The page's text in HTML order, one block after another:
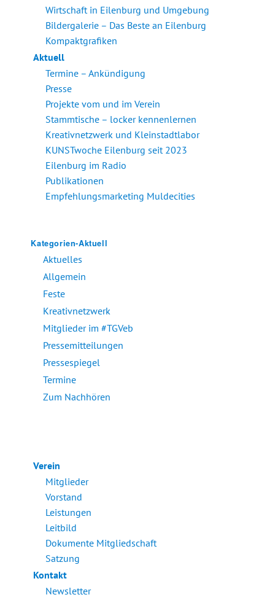
Wirtschaft in Eilenburg und Umgebung
Bildergalerie – Das Beste an Eilenburg
Kompaktgrafiken
Aktuell
Termine – Ankündigung
Presse
Projekte vom und im Verein
Stammtische – locker kennenlernen
Kreativnetzwerk und Kleinstadtlabor
KUNSTwoche Eilenburg seit 2023
Eilenburg im Radio
Publikationen
Empfehlungsmarketing Muldecities
Kategorien-Aktuell
Aktuelles
Allgemein
Feste
Kreativnetzwerk
Mitglieder im #TGVeb
Pressemitteilungen
Pressespiegel
Termine
Zum Nachhören
Verein
Mitglieder
Vorstand
Leistungen
Leitbild
Dokumente Mitgliedschaft
Satzung
Kontakt
Newsletter